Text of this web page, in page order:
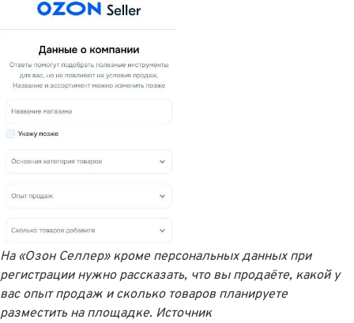
На «Озон Селлер» кроме персональных данных при
регистрации нужно рассказать, что вы продаëте, какой у
вас опыт продаж и сколько товаров планируете
разместить на площадке. Источник